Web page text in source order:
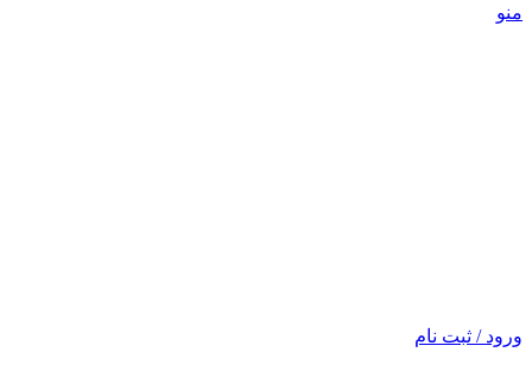
منو
ورود / ثبت نام